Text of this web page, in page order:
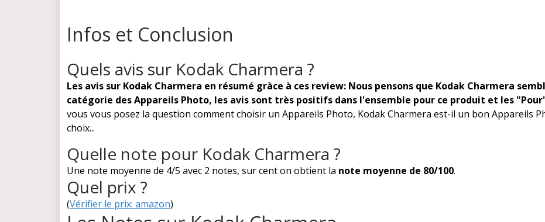
Infos et Conclusion
Quels avis sur Kodak Charmera ?
Les avis sur Kodak Charmera en résumé gràce à ces review: Nous pensons que Kodak Charmera
catégorie des Appareils Photo, les avis sont très positifs dans l'ensemble pour ce produit et les
vous vous posez la question comment choisir un Appareils Photo, Kodak Charmera est-il un bon Appareils
choix...
Quelle note pour Kodak Charmera ?
Une note moyenne de 4/5 avec 2 notes, sur cent on obtient la note moyenne de 80/100.
Quel prix ?
(Vérifier le prix: amazon)